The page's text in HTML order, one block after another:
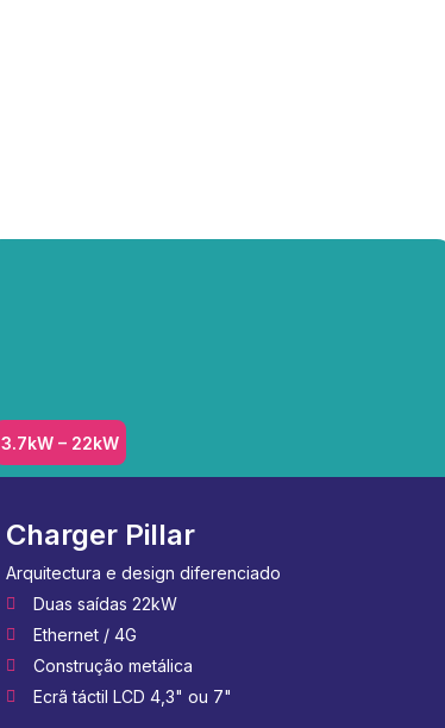
3.7kW – 22kW
Charger Pillar
Arquitectura e design diferenciado
Duas saídas 22kW
Ethernet / 4G
Construção metálica
Ecrã táctil LCD 4,3" ou 7"